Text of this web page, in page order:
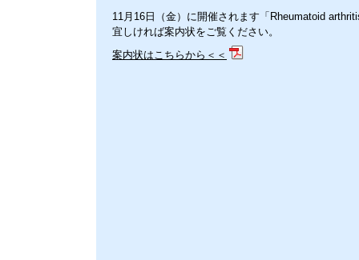
11月16日（金）に開催されます「Rheumatoid
宜しければ案内状をご覧ください。
案内状はこちらから＜＜